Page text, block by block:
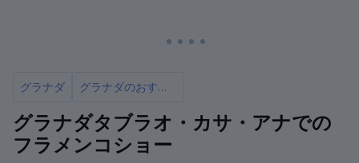
グラナダ グラナダのおすすめフラメンコショー11選
グラナダタブラオ・カサ・アナでの
フラメンコショー